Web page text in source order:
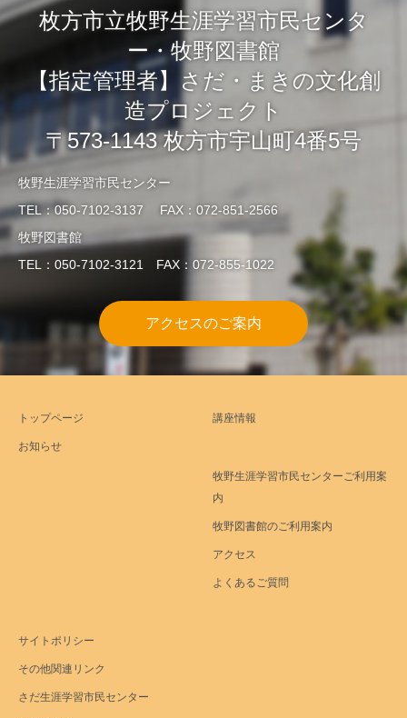
枚方市立牧野生涯学習市民センタ
ー・牧野図書館
【指定管理者】さだ・まきの文化創
造プロジェクト
〒573-1143 枚方市宇山町4番5号
牧野生涯学習市民センター
TEL：050-7102-3137 FAX：072-851-2566
牧野図書館
TEL：050-7102-3121 FAX：072-855-1022
アクセスのご案内
トップページ
お知らせ
講座情報
牧野生涯学習市民センターご利用案
内
牧野図書館のご利用案内
アクセス
よくあるご質問
サイトポリシー
その他関連リンク
さだ生涯学習市民センター